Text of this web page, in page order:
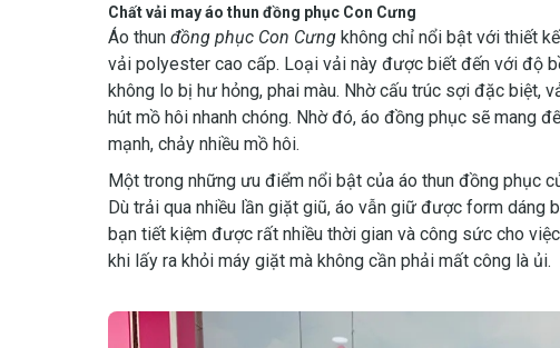
Chất vải may áo thun đồng phục Con Cưng
Áo thun đồng phục Con Cưng không chỉ nổi bật với thiết
vải polyester cao cấp. Loại vải này được biết đến với độ
không lo bị hư hỏng, phai màu. Nhờ cấu trúc sợi đặc biệt,
hút mồ hôi nhanh chóng. Nhờ đó, áo đồng phục sẽ mang
mạnh, chảy nhiều mồ hôi.
Một trong những ưu điểm nổi bật của áo thun đồng phục
Dù trải qua nhiều lần giặt giũ, áo vẫn giữ được form dáng
bạn tiết kiệm được rất nhiều thời gian và công sức cho
khi lấy ra khỏi máy giặt mà không cần phải mất công là ủi.